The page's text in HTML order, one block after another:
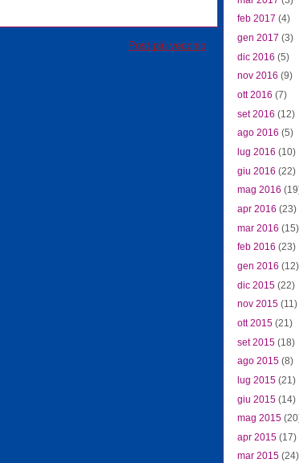
Post più vecchio
feb 2017 (4)
gen 2017 (3)
dic 2016 (5)
nov 2016 (9)
ott 2016 (7)
set 2016 (12)
ago 2016 (5)
lug 2016 (10)
giu 2016 (22)
mag 2016
apr 2016 (23)
mar 2016 (15)
feb 2016 (23)
gen 2016 (12)
dic 2015 (22)
nov 2015 (11)
ott 2015 (21)
set 2015 (18)
ago 2015 (8)
lug 2015 (21)
giu 2015 (14)
mag 2015
apr 2015 (17)
mar 2015 (24)